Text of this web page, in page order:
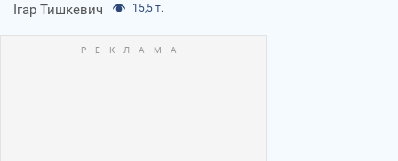
Ігар Тишкевич 15,5 т.